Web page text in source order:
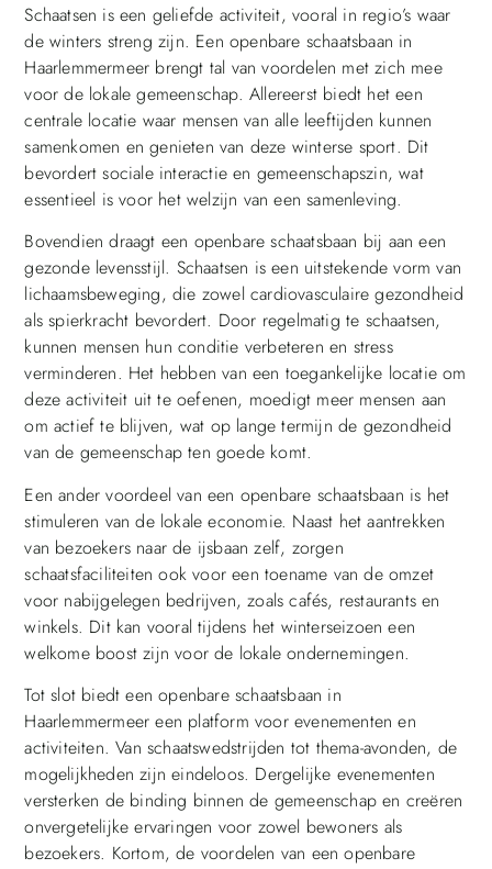
Schaatsen is een geliefde activiteit, vooral in regio’s waar
de winters streng zijn. Een openbare schaatsbaan in
Haarlemmermeer brengt tal van voordelen met zich mee
voor de lokale gemeenschap. Allereerst biedt het een
centrale locatie waar mensen van alle leeftijden kunnen
samenkomen en genieten van deze winterse sport. Dit
bevordert sociale interactie en gemeenschapszin, wat
essentieel is voor het welzijn van een samenleving.
Bovendien draagt een openbare schaatsbaan bij aan een
gezonde levensstijl. Schaatsen is een uitstekende vorm van
lichaamsbeweging, die zowel cardiovasculaire gezondheid
als spierkracht bevordert. Door regelmatig te schaatsen,
kunnen mensen hun conditie verbeteren en stress
verminderen. Het hebben van een toegankelijke locatie om
deze activiteit uit te oefenen, moedigt meer mensen aan
om actief te blijven, wat op lange termijn de gezondheid
van de gemeenschap ten goede komt.
Een ander voordeel van een openbare schaatsbaan is het
stimuleren van de lokale economie. Naast het aantrekken
van bezoekers naar de ijsbaan zelf, zorgen
schaatsfaciliteiten ook voor een toename van de omzet
voor nabijgelegen bedrijven, zoals cafés, restaurants en
winkels. Dit kan vooral tijdens het winterseizoen een
welkome boost zijn voor de lokale ondernemingen.
Tot slot biedt een openbare schaatsbaan in
Haarlemmermeer een platform voor evenementen en
activiteiten. Van schaatswedstrijden tot thema-avonden, de
mogelijkheden zijn eindeloos. Dergelijke evenementen
versterken de binding binnen de gemeenschap en creëren
onvergetelijke ervaringen voor zowel bewoners als
bezoekers. Kortom, de voordelen van een openbare